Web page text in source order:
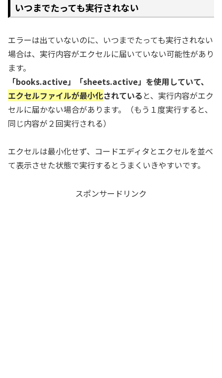
いつまでたっても実行されない
エラーは出ていないのに、いつまでたっても実行されない
場合は、実行内容がエクセルに届いていない可能性があり
ます。
「books.active」「sheets.active」を使用していて、
エクセルファイルが最小化されている と、実行内容がエク
セルに届かない場合があります。（もう１度実行すると、
同じ内容が２回実行される）
エクセルは最小化せず、コードエディタとエクセルを並べ
て表示させた状態で実行するとうまくいきやすいです。
スポンサードリンク